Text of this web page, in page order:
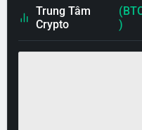
Trung Tâm
Crypto
)